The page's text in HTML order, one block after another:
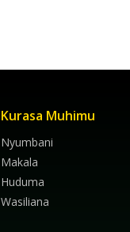
Kurasa Muhimu
Nyumbani
Makala
Huduma
Wasiliana